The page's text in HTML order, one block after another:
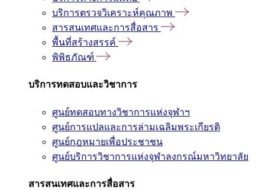
บริการตรวจวิเคราะห์คุณภาพ
สารสนเทศและการสื่อสาร
พื้นที่สร้างสรรค์
พิพิธภัณฑ์
บริการทดสอบและวิชาการ
ศูนย์ทดสอบทางวิชาการแห่งจุฬาฯ
ศูนย์การแปลและการล่ามเฉลิมพระเกียรติ
ศูนย์กฎหมายเพื่อประชาชน
ศูนย์บริการวิชาการแห่งจุฬาลงกรณ์มหาวิทยาลัย
สารสนเทศและการสื่อสาร